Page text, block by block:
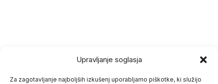
Upravljanje soglasja
Za zagotavljanje najboljših izkušenj uporabljamo piškotke, ki služijo